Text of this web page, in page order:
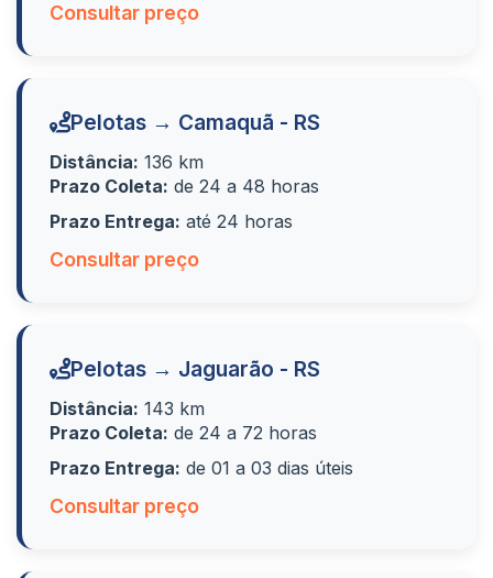
Consultar preço
Pelotas → Camaquã - RS
Distância: 136 km
Prazo Coleta: de 24 a 48 horas
Prazo Entrega: até 24 horas
Consultar preço
Pelotas → Jaguarão - RS
Distância: 143 km
Prazo Coleta: de 24 a 72 horas
Prazo Entrega: de 01 a 03 dias úteis
Consultar preço